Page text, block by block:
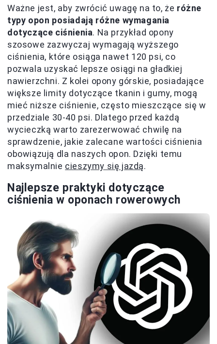
Ważne jest, aby zwrócić uwagę na to, że różne
typy opon posiadają różne wymagania
dotyczące ciśnienia. Na przykład opony
szosowe zazwyczaj wymagają wyższego
ciśnienia, które osiąga nawet 120 psi, co
pozwala uzyskać lepsze osiągi na gładkiej
nawierzchni. Z kolei opony górskie, posiadające
większe limity dotyczące tkanin i gumy, mogą
mieć niższe ciśnienie, często mieszczące się w
przedziale 30-40 psi. Dlatego przed każdą
wycieczką warto zarezerwować chwilę na
sprawdzenie, jakie zalecane wartości ciśnienia
obowiązują dla naszych opon. Dzięki temu
maksymalnie cieszymy się jazdą.
Najlepsze praktyki dotyczące
ciśnienia w oponach rowerowych